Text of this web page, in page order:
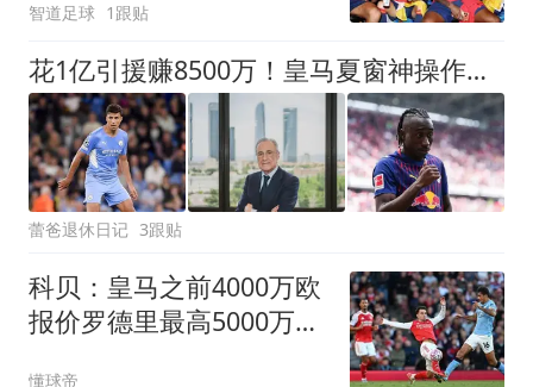
智道足球 1跟贴
花1亿引援赚8500万！皇马夏窗神操作，不靠老板硬砸两大巨星
蕾爸退休日记 3跟贴
科贝：皇马之前4000万欧
报价罗德里最高5000万，
懂球帝